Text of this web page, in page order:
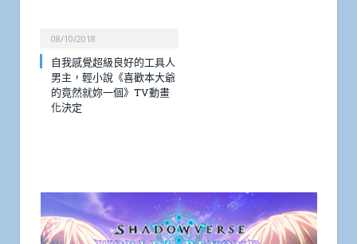
08/10/2018
自我感覺超級良好的工具人
男主，輕小說《喜歡本大爺
的竟然就妳一個》TV動畫
化決定